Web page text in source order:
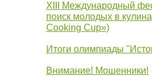
XIII Международный
поиск молодых в
Cooking Cup»)
Итоги олимпиады
Внимание! Мошенники!